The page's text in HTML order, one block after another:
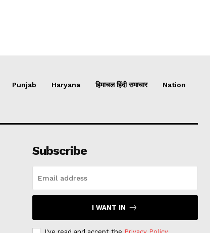
Punjab Haryana हिमाचल हिंदी समाचार Nation
Subscribe
I WANT IN